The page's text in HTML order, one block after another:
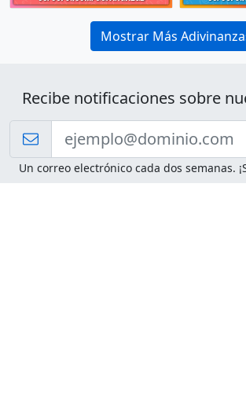
Mostrar Más
Recibe notificaciones sobre
Un correo electrónico cada dos semanas.